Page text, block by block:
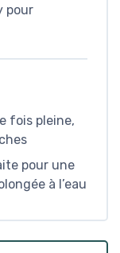
pour
fois pleine,
pour une
à l’eau